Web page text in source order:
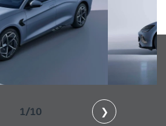
2/10 ❯